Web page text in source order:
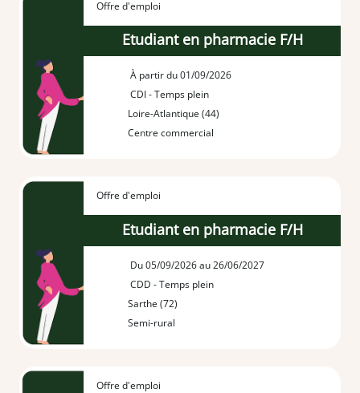
Offre d'emploi
Etudiant en pharmacie F/H
À partir du 01/09/2026
CDI - Temps plein
Loire-Atlantique (44)
Centre commercial
Offre d'emploi
Etudiant en pharmacie F/H
Du 05/09/2026 au 26/06/2027
CDD - Temps plein
Sarthe (72)
Semi-rural
Offre d'emploi